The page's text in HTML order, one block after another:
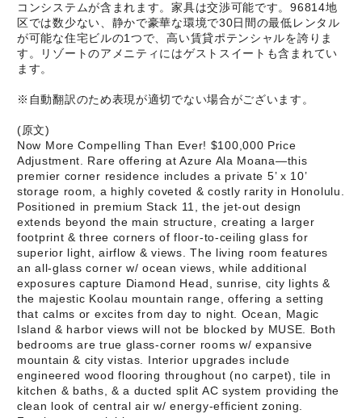
コンシステムが含まれます。家具は交渉可能です。96814地
区では数少ない、静かで豪華な環境で30日間の最低レンタル
が可能な住宅ビルの1つで、高い賃貸ポテンシャルを誇りま
す。リゾートのアメニティにはゲストスイートも含まれてい
ます。
※自動翻訳のため表現が適切でない場合がございます。
(原文)
Now More Compelling Than Ever! $100,000 Price
Adjustment. Rare offering at Azure Ala Moana—this
premier corner residence includes a private 5’ x 10’
storage room, a highly coveted & costly rarity in Honolulu.
Positioned in premium Stack 11, the jet-out design
extends beyond the main structure, creating a larger
footprint & three corners of floor-to-ceiling glass for
superior light, airflow & views. The living room features
an all-glass corner w/ ocean views, while additional
exposures capture Diamond Head, sunrise, city lights &
the majestic Koolau mountain range, offering a setting
that calms or excites from day to night. Ocean, Magic
Island & harbor views will not be blocked by MUSE. Both
bedrooms are true glass-corner rooms w/ expansive
mountain & city vistas. Interior upgrades include
engineered wood flooring throughout (no carpet), tile in
kitchen & baths, & a ducted split AC system providing the
clean look of central air w/ energy-efficient zoning.